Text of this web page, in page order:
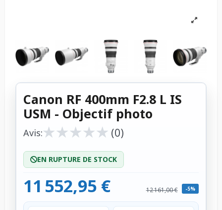
Canon RF 400mm F2.8 L IS
USM - Objectif photo
Avis:★
★★
★★
★★
★★
★ (0)
EN RUPTURE DE STOCK
11 552,95 € 12 161,00 € -5%